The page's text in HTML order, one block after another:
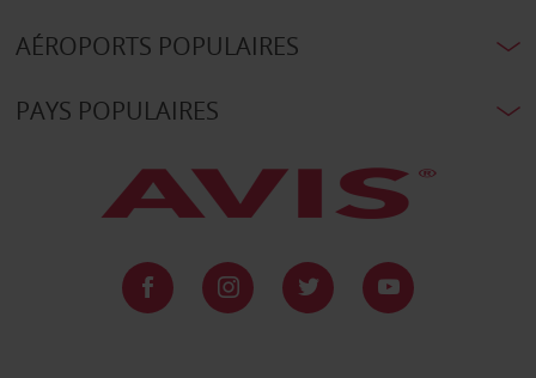
AÉROPORTS POPULAIRES
PAYS POPULAIRES